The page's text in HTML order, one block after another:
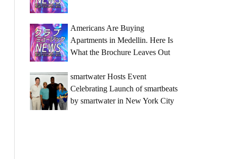
Americans Are Buying
Apartments in Medellin. Here Is
What the Brochure Leaves Out
smartwater Hosts Event
Celebrating Launch of smartbeats
by smartwater in New York City